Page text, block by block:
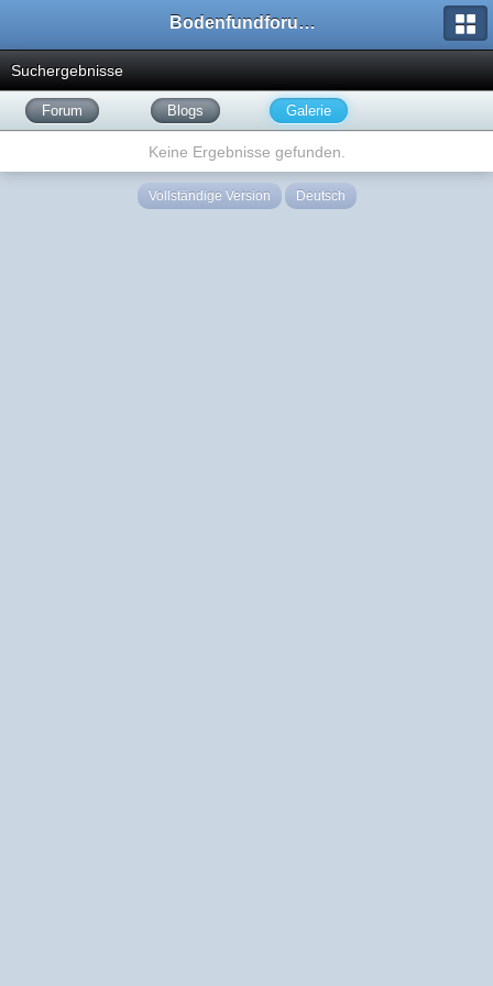
Bodenfundforum.com
Suchergebnisse
Forum Blogs Galerie
Keine Ergebnisse gefunden.
Vollständige Version Deutsch